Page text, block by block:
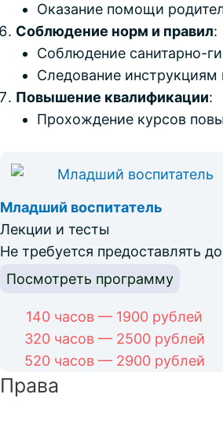
Оказание помощи
Соблюдение норм и правил:
Соблюдение санитарно-
Следование инструкциям
Повышение квалификации:
Прохождение курсов
Младший воспитатель
Лекции и тесты
Не требуется предоставлять
Посмотреть программу
140 часов — 1900 рублей
320 часов — 2500 рублей
520 часов — 2900 рублей
Права